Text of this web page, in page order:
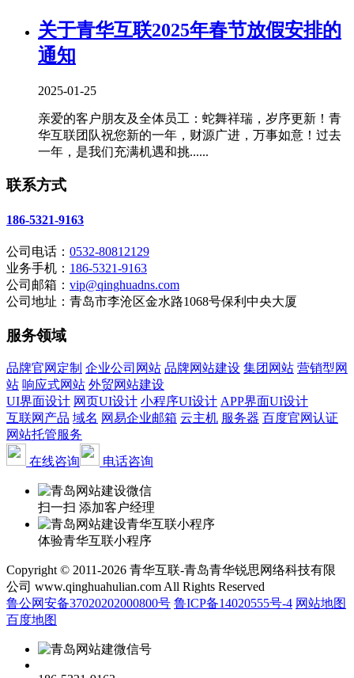
关于青华互联2025年春节放假安排的
通知
2025-01-25
亲爱的客户朋友及全体员工：蛇舞祥瑞，岁序更新！青
华互联团队祝您新的一年，财源广进，万事如意！过去
一年，是我们充满机遇和挑......
联系方式
186-5321-9163
公司电话： 0532-80812129
业务手机： 186-5321-9163
公司邮箱： vip@qinghuadns.com
公司地址：青岛市李沧区金水路1068号保利中央大厦
服务领域
品牌官网定制 企业公司网站 品牌网站建设 集团网站 营销型网
站 响应式网站 外贸网站建设
UI界面设计 网页UI设计 小程序UI设计 APP界面UI设计
互联网产品 域名 网易企业邮箱 云主机 服务器 百度官网认证
网站托管服务
在线咨询
电话咨询
扫一扫 添加客户经理
体验青华互联小程序
Copyright © 2011-2026 青华互联-青岛青华锐思网络科技有限
公司 www.qinghuahulian.com All Rights Reserved
鲁公网安备37020202000800号 鲁ICP备14020555号-4 网站地图
百度地图